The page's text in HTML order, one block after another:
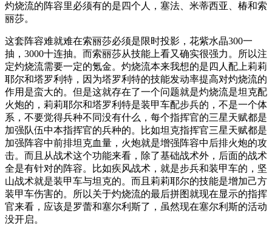
灼烧流的阵容里必须有的是四个人，塞法、米蒂西亚、椿和索
丽莎。
这套阵容难就难在索丽莎必须是限时投影，花紫水晶300一
抽，3000十连抽。而索丽莎从技能上看又确实很强力。所以注
定灼烧流需要一定的氪金。灼烧流本来我想的是四人配上莉莉
耶尔和塔罗利特，因为塔罗利特的技能发动率提高对灼烧流的
作用是蛮大的。但是这就存在了一个问题就是灼烧流是坦克配
火炮的，莉莉耶尔和塔罗利特是装甲车配步兵的，不是一个体
系，不要觉得兵种不同没有什么，每个指挥官的三星天赋都是
加强队伍中本指挥官的兵种的。比如坦克指挥官三星天赋都是
加强阵容中前排坦克血量，火炮就是增强阵容中后排火炮的攻
击。而且从战术这个功能来看，除了基础战术外，后面的战术
全是有针对的阵容。比如疾风战术，就是步兵和装甲车的，坚
山战术就是装甲车与坦克的。而且莉莉耶尔的技能是增加己方
装甲车伤害的。所以关于灼烧流的最后拼图就现在显示的指挥
官来看，应该是罗蕾和塞尔利斯了，虽然现在塞尔利斯的活动
没开启。